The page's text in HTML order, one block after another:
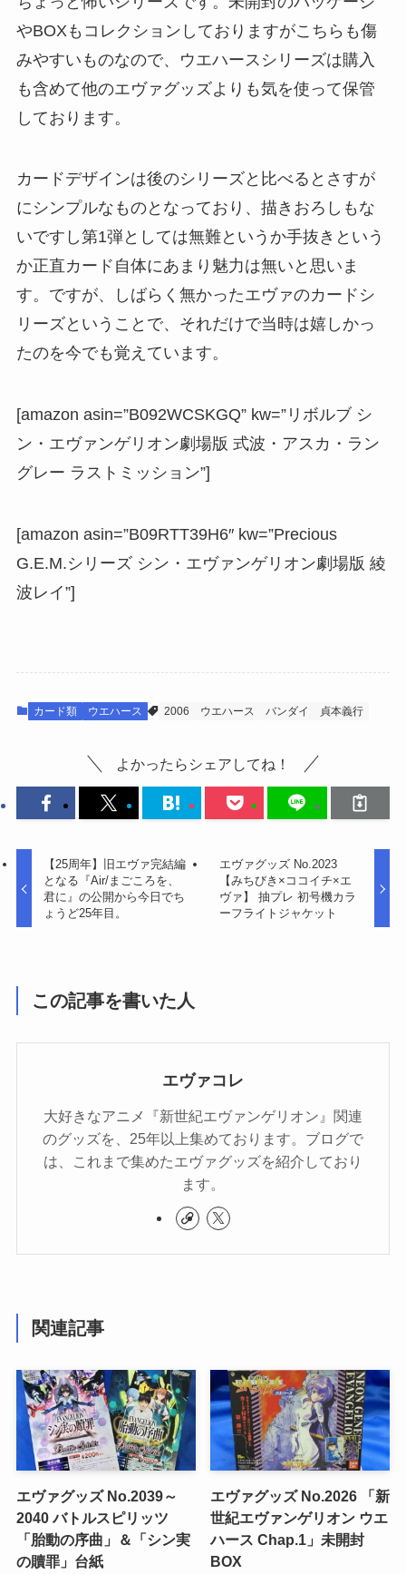
やBOXもコレクションしておりますがこちらも傷
みやすいものなので、ウエハースシリーズは購入
も含めて他のエヴァグッズよりも気を使って保管
しております。
カードデザインは後のシリーズと比べるとさすが
にシンプルなものとなっており、描きおろしもな
いですし第1弾としては無難というか手抜きという
か正直カード自体にあまり魅力は無いと思いま
す。ですが、しばらく無かったエヴァのカードシ
リーズということで、それだけで当時は嬉しかっ
たのを今でも覚えています。
[amazon asin=”B092WCSKGQ” kw=”リボルブ シ
ン・エヴァンゲリオン劇場版 式波・アスカ・ラン
グレー ラストミッション”]
[amazon asin=”B09RTT39H6″ kw=”Precious
G.E.M.シリーズ シン・エヴァンゲリオン劇場版 綾
波レイ”]
カード類 ウエハース 2006 ウエハース バンダイ 貞本義行
よかったらシェアしてね！
【25周年】旧エヴァ完結編
となる『Air/まごころを、
君に』の公開から今日でち
ょうど25年目。
エヴァグッズ No.2023
【みちびき×ココイチ×エ
ヴァ】 抽プレ 初号機カラ
ーフライトジャケット
この記事を書いた人
エヴァコレ
大好きなアニメ『新世紀エヴァンゲリオン』関連
のグッズを、25年以上集めております。ブログで
は、これまで集めたエヴァグッズを紹介しており
ます。
関連記事
エヴァグッズ No.2039～
2040 バトルスピリッツ
「胎動の序曲」＆「シン実
の贖罪」台紙
エヴァグッズ No.2026 「新
世紀エヴァンゲリオン ウエ
ハース Chap.1」未開封
BOX